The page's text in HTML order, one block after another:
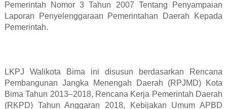
Pemerintah Nomor 3 Tahun 2007 Tentang Penyampaian
Laporan Penyelenggaraan Pemerintahan Daerah Kepada
Pemerintah.
LKPJ Walikota Bima ini disusun berdasarkan Rencana
Pembangunan Jangka Menengah Daerah (RPJMD) Kota
Bima Tahun 2013–2018, Rencana Kerja Pemerintah Daerah
(RKPD) Tahun Anggaran 2018, Kebijakan Umum APBD